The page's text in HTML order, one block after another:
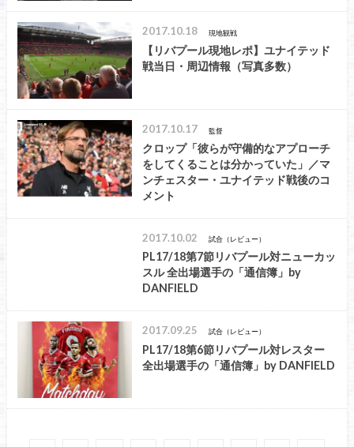
2017.10.18 現地観戦
【リバプール現地レポ】ユナイテッド
戦当日・周辺情報（写真多数）
2017.10.17 監督
クロップ「彼らが守備的なアプローチ
をしてくることは分かっていた」／マ
ンチェスター・ユナイテッド戦後のコ
メント
2017.10.02 試合（レビュー）
PL17/18第7節リバプール対ニューカッ
スル 全出場選手の「通信簿」by
DANFIELD
2017.09.25 試合（レビュー）
PL17/18第6節リバプール対レスター
全出場選手の「通信簿」by DANFIELD